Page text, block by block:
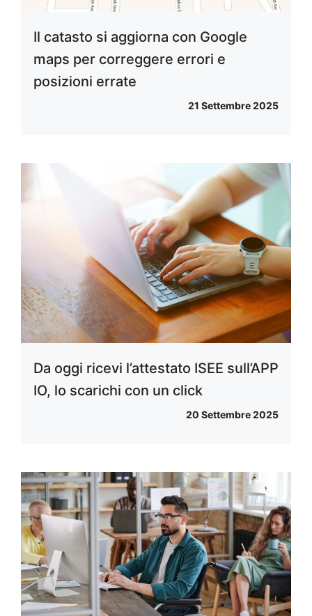
Il catasto si aggiorna con Google
maps per correggere errori e
posizioni errate
21 Settembre 2025
Da oggi ricevi l’attestato ISEE sull’APP
IO, lo scarichi con un click
20 Settembre 2025